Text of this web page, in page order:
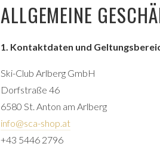
ALLGEMEINE
1. Kontaktdaten und
Ski-Club Arlberg GmbH
Dorfstraße 46
6580 St. Anton am Arlberg
info@sca-shop.at
+43 5446 2796